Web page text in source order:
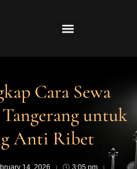
Cara Sewa
untuk
Anti Ribet
14, 2026
3:05 pm